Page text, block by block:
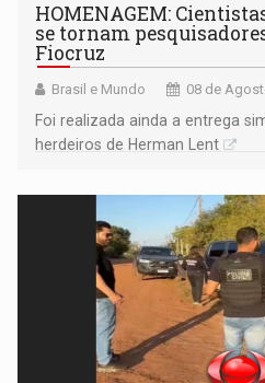
HOMENAGEM:
se tornam
Fiocruz
Brasil e Mundo 08 de
Foi realizada ainda a entrega
herdeiros de Herman Lent